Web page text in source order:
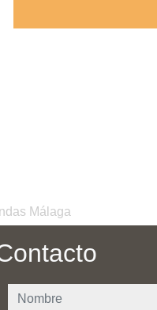
Málaga
nombre